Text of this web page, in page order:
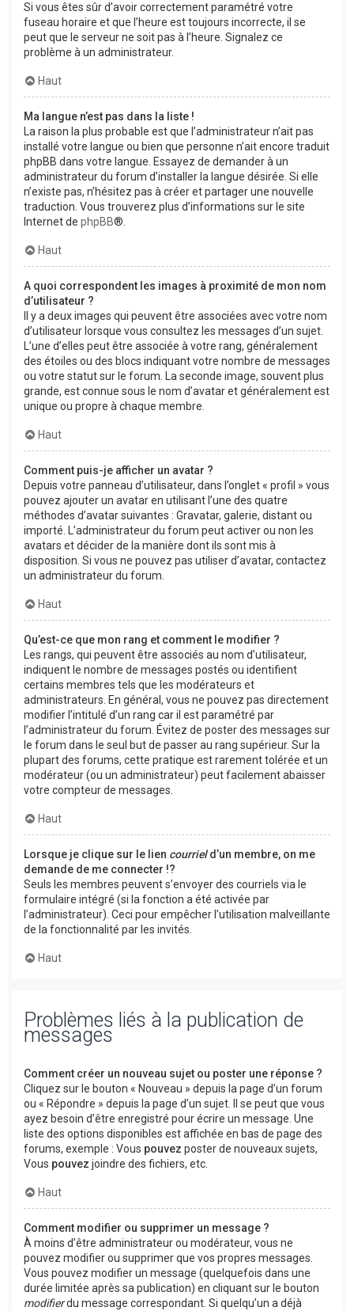
Si vous êtes sûr d’avoir correctement paramétré votre
fuseau horaire et que l’heure est toujours incorrecte, il se
peut que le serveur ne soit pas à l’heure. Signalez ce
problème à un administrateur.
Haut
Ma langue n’est pas dans la liste !
La raison la plus probable est que l’administrateur n’ait pas
installé votre langue ou bien que personne n’ait encore traduit
phpBB dans votre langue. Essayez de demander à un
administrateur du forum d’installer la langue désirée. Si elle
n’existe pas, n’hésitez pas à créer et partager une nouvelle
traduction. Vous trouverez plus d’informations sur le site
Internet de phpBB®.
Haut
A quoi correspondent les images à proximité de mon nom
d’utilisateur ?
Il y a deux images qui peuvent être associées avec votre nom
d’utilisateur lorsque vous consultez les messages d’un sujet.
L’une d’elles peut être associée à votre rang, généralement
des étoiles ou des blocs indiquant votre nombre de messages
ou votre statut sur le forum. La seconde image, souvent plus
grande, est connue sous le nom d’avatar et généralement est
unique ou propre à chaque membre.
Haut
Comment puis-je afficher un avatar ?
Depuis votre panneau d’utilisateur, dans l’onglet « profil » vous
pouvez ajouter un avatar en utilisant l’une des quatre
méthodes d’avatar suivantes : Gravatar, galerie, distant ou
importé. L’administrateur du forum peut activer ou non les
avatars et décider de la manière dont ils sont mis à
disposition. Si vous ne pouvez pas utiliser d’avatar, contactez
un administrateur du forum.
Haut
Qu’est-ce que mon rang et comment le modifier ?
Les rangs, qui peuvent être associés au nom d’utilisateur,
indiquent le nombre de messages postés ou identifient
certains membres tels que les modérateurs et
administrateurs. En général, vous ne pouvez pas directement
modifier l’intitulé d’un rang car il est paramétré par
l’administrateur du forum. Évitez de poster des messages sur
le forum dans le seul but de passer au rang supérieur. Sur la
plupart des forums, cette pratique est rarement tolérée et un
modérateur (ou un administrateur) peut facilement abaisser
votre compteur de messages.
Haut
Lorsque je clique sur le lien courrield’un membre, on me
demande de me connecter !?
Seuls les membres peuvent s’envoyer des courriels via le
formulaire intégré (si la fonction a été activée par
l’administrateur). Ceci pour empêcher l’utilisation malveillante
de la fonctionnalité par les invités.
Haut
Problèmes liés à la publication de
messages
Comment créer un nouveau sujet ou poster une réponse ?
Cliquez sur le bouton « Nouveau » depuis la page d’un forum
ou « Répondre » depuis la page d’un sujet. Il se peut que vous
ayez besoin d’être enregistré pour écrire un message. Une
liste des options disponibles est affichée en bas de page des
forums, exemple : Vous pouvez poster de nouveaux sujets,
Vous pouvez joindre des fichiers, etc.
Haut
Comment modifier ou supprimer un message ?
À moins d’être administrateur ou modérateur, vous ne
pouvez modifier ou supprimer que vos propres messages.
Vous pouvez modifier un message (quelquefois dans une
durée limitée après sa publication) en cliquant sur le bouton
modifierdu message correspondant. Si quelqu’un a déjà